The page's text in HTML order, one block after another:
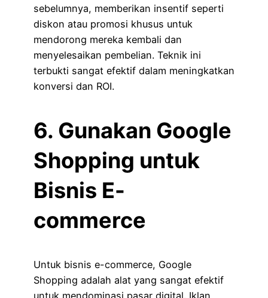
sebelumnya, memberikan insentif seperti
diskon atau promosi khusus untuk
mendorong mereka kembali dan
menyelesaikan pembelian. Teknik ini
terbukti sangat efektif dalam meningkatkan
konversi dan ROI.
6. Gunakan Google
Shopping untuk
Bisnis E-
commerce
Untuk bisnis e-commerce, Google
Shopping adalah alat yang sangat efektif